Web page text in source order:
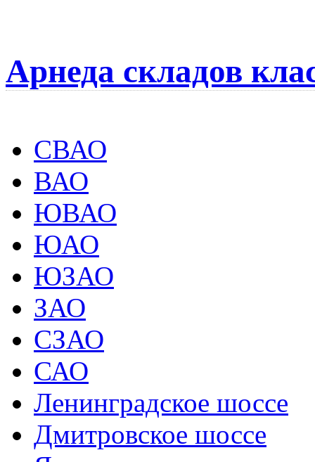
Арнеда складов
СВАО
ВАО
ЮВАО
ЮАО
ЮЗАО
ЗАО
СЗАО
САО
Ленинградское шоссе
Дмитровское шоссе